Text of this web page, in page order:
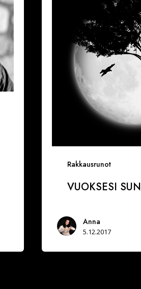
Rakkausrunot
VUOKSESI SUN
Anna
5.12.2017